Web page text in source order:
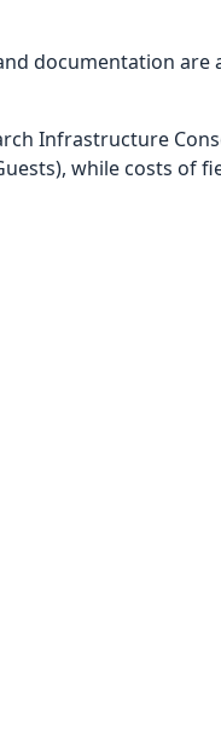
documentation
Infrastructure
while costs of